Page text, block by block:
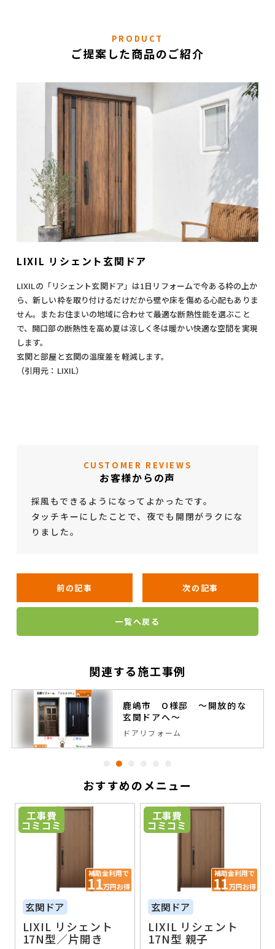
PRODUCT
ご提案した商品のご紹介
LIXIL リシェント玄関ドア
LIXILの「リシェント玄関ドア」は1日リフォームで今ある枠の上か
ら、新しい枠を取り付けるだけだから壁や床を傷める心配もありま
せん。またお住まいの地域に合わせて最適な断熱性能を選ぶこと
で、開口部の断熱性を高め夏は涼しく冬は暖かい快適な空間を実現
します。
玄関と部屋と玄関の温度差を軽減します。
（引用元：LIXIL）
CUSTOMER REVIEWS
お客様からの声
採風もできるようになってよかったです。
タッチキーにしたことで、夜でも開閉がラクにな
りました。
前の記事 次の記事
一覧へ戻る
関連する施工事例
鹿嶋市 O様邸 ～開放的な
玄関ドアへ～
ドアリフォーム
おすすめのメニュー
工事費
コミコミ
補助金利用で
11万円お得
玄関ドア
LIXIL リシェント
17N型／片開き
工事費
コミコミ
補助金利用で
11万円お得
玄関ドア
LIXIL リシェント
17N型 親子